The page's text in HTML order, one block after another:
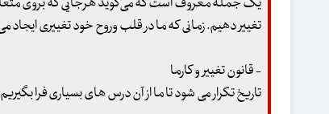
تغییر دهیم. زمانی که ما در قلب وروح خود تغییری ایجاد
- قانون تغییر و کارما
تاریخ تکرار می شود تا ما از آن درس های بسیاری فرا